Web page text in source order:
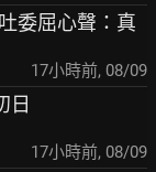
委屈心聲：真
17小時前, 08/09
日
17小時前, 08/09